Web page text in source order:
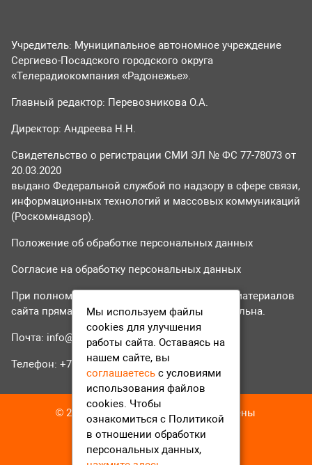
Учредитель: Муниципальное автономное учреждение
Сергиево-Посадского городского округа
«Телерадиокомпания «Радонежье».
Главный редактор: Перевозникова О.А.
Директор: Андреева Н.Н.
Свидетельство о регистрации СМИ ЭЛ № ФС 77-78073 от
20.03.2020
выдано Федеральной службой по надзору в сфере связи,
информационных технологий и массовых коммуникаций
(Роскомнадзор).
Положение об обработке персональных данных
Согласие на обработку персональных данных
При полном или частичном использовании материалов
сайта прямая гиперссылка на tvr24.tv обязательна.
Почта: info@tvr24.tv
Телефон: +7 (496) 551-04-95
© 2016-2023 ТВР24 Все права защищены
Мы используем файлы
cookies для улучшения
работы сайта. Оставаясь на
нашем сайте, вы
соглашаетесь с условиями
использования файлов
cookies. Чтобы
ознакомиться с Политикой
в отношении обработки
персональных данных,